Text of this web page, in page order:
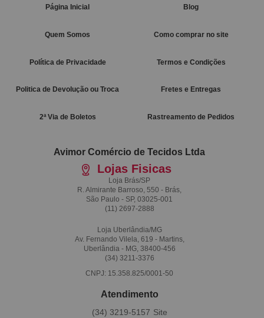
Página Inicial Blog
Quem Somos Como comprar no site
Política de Privacidade Termos e Condições
Politica de Devolução ou Troca Fretes e Entregas
2ª Via de Boletos Rastreamento de Pedidos
Avimor Comércio de Tecidos Ltda
Lojas Fisicas
Loja Brás/SP
R. Almirante Barroso, 550 - Brás,
São Paulo - SP, 03025-001
(11) 2697-2888
Loja Uberlândia/MG
Av. Fernando Vilela, 619 - Martins,
Uberlândia - MG, 38400-456
(34) 3211-3376
CNPJ: 15.358.825/0001-50
Atendimento
(34) 3219-5157